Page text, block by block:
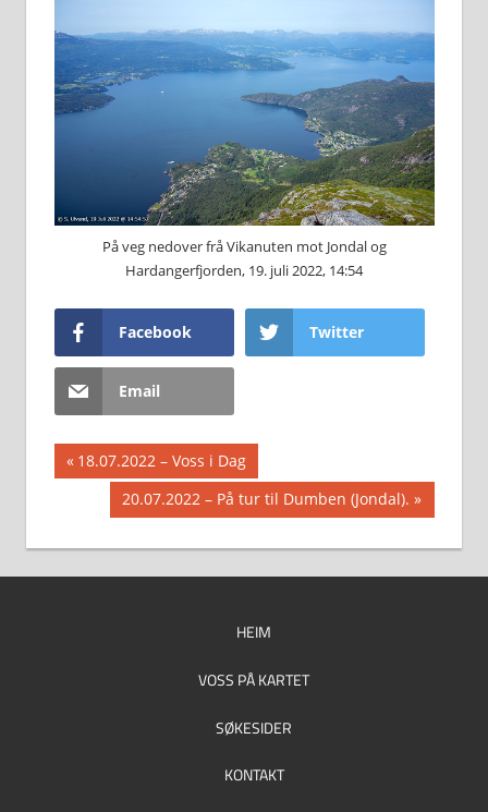
På veg nedover frå Vikanuten mot Jondal og
Hardangerfjorden, 19. juli 2022, 14:54
Facebook Twitter
Email
Innleggsnavigasjon
Previous
Post:
18.07.2022 – Voss i Dag
Next
Post:
20.07.2022 – På tur til Dumben (Jondal).
HEIM
VOSS PÅ KARTET
SØKESIDER
KONTAKT